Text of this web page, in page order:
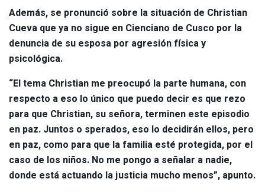
Además, se pronunció sobre la situación de Christian
Cueva que ya no sigue en Cienciano de Cusco por la
denuncia de su esposa por agresión física y
psicológica.
“El tema Christian me preocupó la parte humana, con
respecto a eso lo único que puedo decir es que rezo
para que Christian, su señora, terminen este episodio
en paz. Juntos o sperados, eso lo decidirán ellos, pero
en paz, como para que la familia esté protegida, por el
caso de los niños. No me pongo a señalar a nadie,
donde está actuando la justicia mucho menos”, apunto.